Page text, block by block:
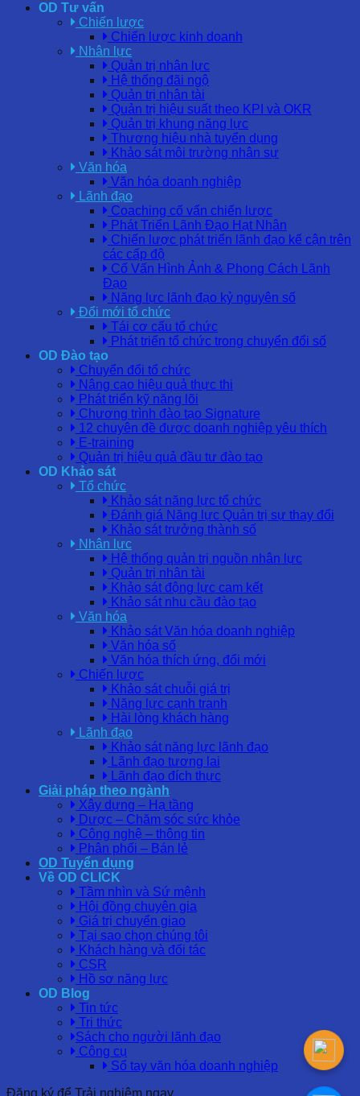
OD Tư vấn
Chiến lược
Chiến lược kinh doanh
Nhân lực
Quản trị nhân lực
Hệ thống đãi ngộ
Quản trị nhân tài
Quản trị hiệu suất theo KPI và OKR
Quản trị khung năng lực
Thương hiệu nhà tuyển dụng
Khảo sát môi trường nhân sự
Văn hóa
Văn hóa doanh nghiệp
Lãnh đạo
Coaching cố vấn chiến lược
Phát Triển Lãnh Đạo Hạt Nhân
Chiến lược phát triển lãnh đạo kế cận trên
các cấp độ
Cố Vấn Hình Ảnh & Phong Cách Lãnh
Đạo
Năng lực lãnh đạo kỷ nguyên số
Đổi mới tổ chức
Tái cơ cấu tổ chức
Phát triển tổ chức trong chuyển đổi số
OD Đào tạo
Chuyển đổi tổ chức
Nâng cao hiệu quả thực thi
Phát triển kỹ năng lõi
Chương trình đào tạo Signature
12 chuyên đề được doanh nghiệp yêu thích
E-training
Quản trị hiệu quả đầu tư đào tạo
OD Khảo sát
Tổ chức
Khảo sát năng lực tổ chức
Đánh giá Năng lực Quản trị sự thay đổi
Khảo sát trưởng thành số
Nhân lực
Hệ thống quản trị nguồn nhân lực
Quản trị nhân tài
Khảo sát động lực cam kết
Khảo sát nhu cầu đào tạo
Văn hóa
Khảo sát Văn hóa doanh nghiệp
Văn hóa số
Văn hóa thích ứng, đổi mới
Chiến lược
Khảo sát chuỗi giá trị
Năng lực cạnh tranh
Hài lòng khách hàng
Lãnh đạo
Khảo sát năng lực lãnh đạo
Lãnh đạo tương lai
Lãnh đạo đích thực
Giải pháp theo ngành
Xây dựng – Hạ tầng
Dược – Chăm sóc sức khỏe
Công nghệ – thông tin
Phân phối – Bán lẻ
OD Tuyển dụng
Về OD CLICK
Tầm nhìn và Sứ mệnh
Hội đồng chuyên gia
Giá trị chuyển giao
Tại sao chọn chúng tôi
Khách hàng và đối tác
CSR
Hồ sơ năng lực
OD Blog
Tin tức
Tri thức
Sách cho người lãnh đạo
Công cụ
Sổ tay văn hóa doanh nghiệp